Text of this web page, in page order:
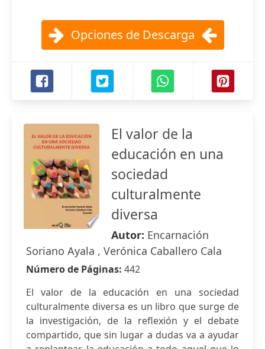
Opciones de Descarga
El valor de la
educación en una
sociedad
culturalmente
diversa
Autor: Encarnación
Soriano Ayala , Verónica Caballero Cala
Número de Páginas: 442
El valor de la educación en una sociedad
culturalmente diversa es un libro que surge de
la investigación, de la reflexión y el debate
compartido, que sin lugar a dudas va a ayudar